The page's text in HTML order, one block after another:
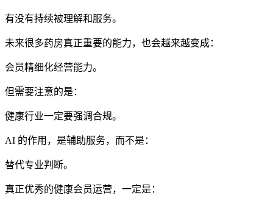
有没有持续被理解和服务。
未来很多药房真正重要的能力，也会越来越变成：
会员精细化经营能力。
但需要注意的是：
健康行业一定要强调合规。
AI 的作用，是辅助服务，而不是：
替代专业判断。
真正优秀的健康会员运营，一定是：